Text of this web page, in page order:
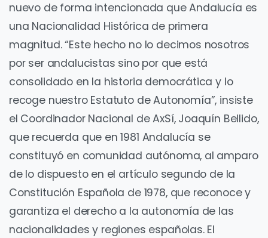
nuevo de forma intencionada que Andalucía es
una Nacionalidad Histórica de primera
magnitud. “Este hecho no lo decimos nosotros
por ser andalucistas sino por que está
consolidado en la historia democrática y lo
recoge nuestro Estatuto de Autonomía”, insiste
el Coordinador Nacional de AxSí, Joaquín Bellido,
que recuerda que en 1981 Andalucía se
constituyó en comunidad autónoma, al amparo
de lo dispuesto en el artículo segundo de la
Constitución Española de 1978, que reconoce y
garantiza el derecho a la autonomía de las
nacionalidades y regiones españolas. El